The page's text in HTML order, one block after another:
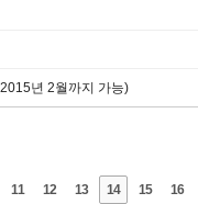
년 2월까지 가능)
11 12 13 14 15 16